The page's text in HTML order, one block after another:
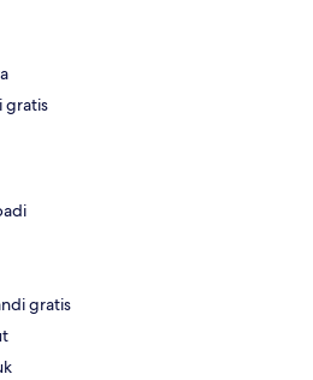
gratis
gratis